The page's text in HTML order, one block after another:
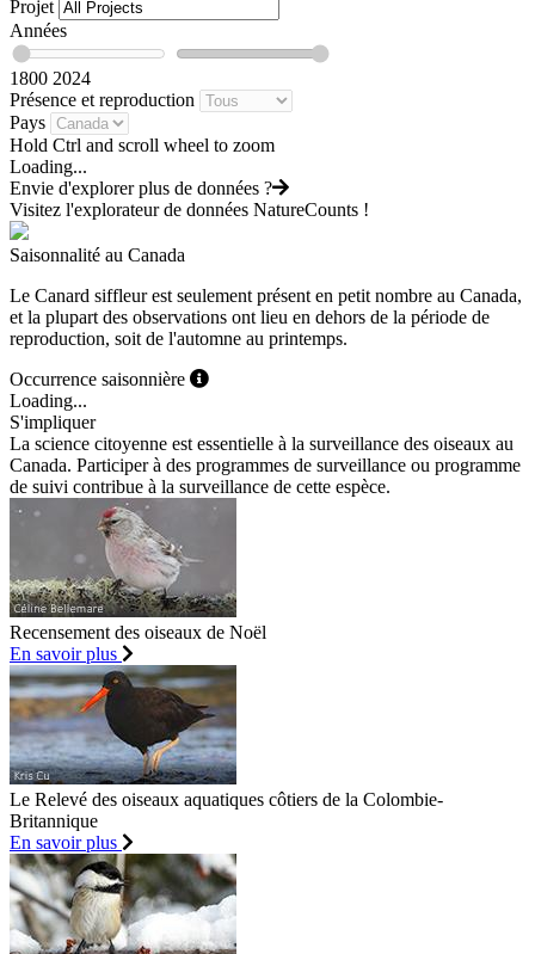
Projet
Années
1800 2024
Présence et reproduction
Pays
Hold Ctrl and scroll wheel to zoom
Loading...
Envie d'explorer plus de données ?
Visitez l'explorateur de données NatureCounts !
Saisonnalité au Canada
Le Canard siffleur est seulement présent en petit nombre au Canada,
et la plupart des observations ont lieu en dehors de la période de
reproduction, soit de l'automne au printemps.
Occurrence saisonnière
Loading...
S'impliquer
La science citoyenne est essentielle à la surveillance des oiseaux au
Canada. Participer à des programmes de surveillance ou programme
de suivi contribue à la surveillance de cette espèce.
Recensement des oiseaux de Noël
En savoir plus
Le Relevé des oiseaux aquatiques côtiers de la Colombie-
Britannique
En savoir plus